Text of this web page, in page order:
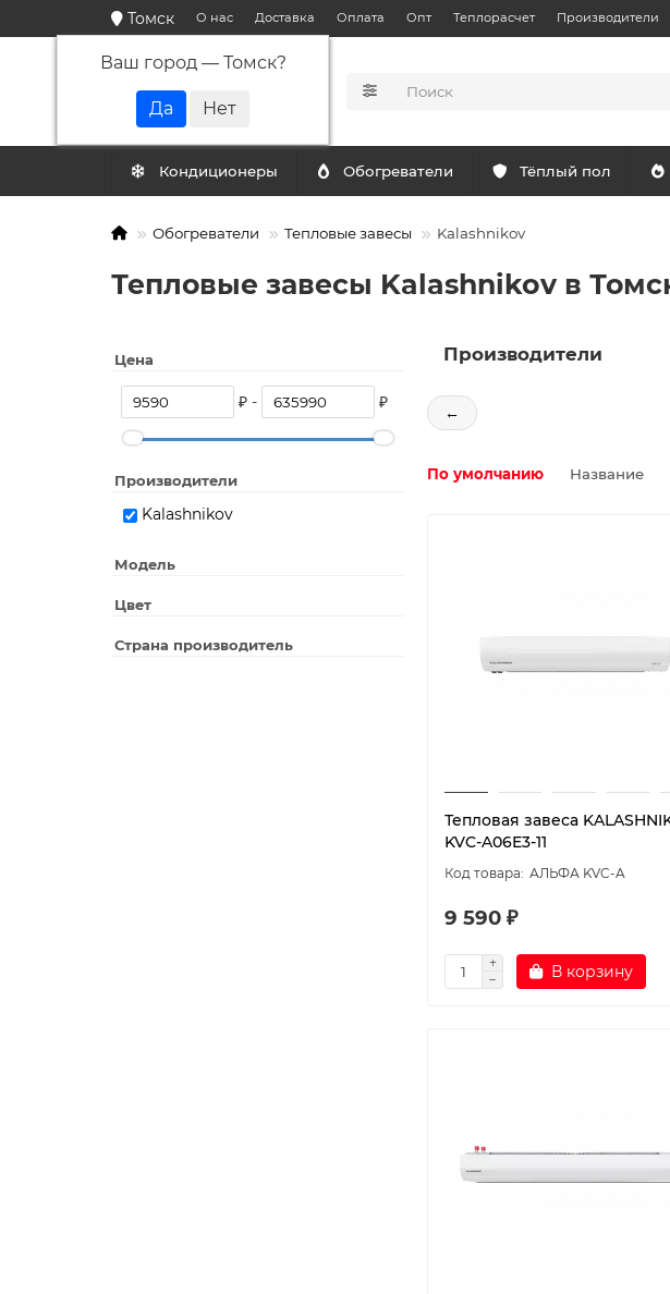
Томск
Ваш город — Томск?
О нас Доставка Оплата Опт Теплорасчет Производители
Кондиционеры Обогреватели Тёплый пол
Обогреватели Тепловые завесы Kalashnikov
Тепловые завесы Kalashnikov в
Цена
₽ - ₽
Производители
Kalashnikov
Модель
Цвет
Страна производитель
Производители
←
По умолчанию Название
Тепловая завеса
KVC-A06E3-11
АЛЬФА KVC-A
9 590 ₽
В корзину